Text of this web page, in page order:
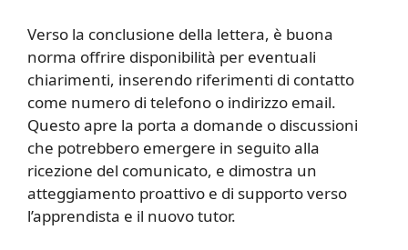
Verso la conclusione della lettera, è buona
norma offrire disponibilità per eventuali
chiarimenti, inserendo riferimenti di contatto
come numero di telefono o indirizzo email.
Questo apre la porta a domande o discussioni
che potrebbero emergere in seguito alla
ricezione del comunicato, e dimostra un
atteggiamento proattivo e di supporto verso
l’apprendista e il nuovo tutor.